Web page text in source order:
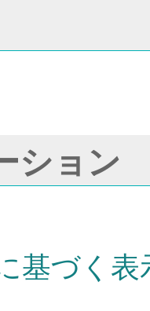
ション
基づく表